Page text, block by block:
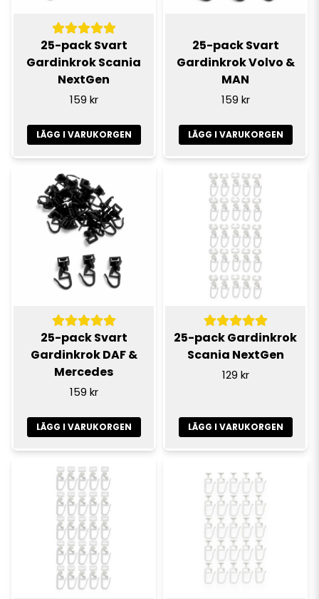
25-pack Svart
Gardinkrok Scania
NextGen
159 kr
LÄGG I VARUKORGEN
25-pack Svart
Gardinkrok Volvo &
MAN
159 kr
LÄGG I VARUKORGEN
25-pack Svart
Gardinkrok DAF &
Mercedes
159 kr
LÄGG I VARUKORGEN
25-pack Gardinkrok
Scania NextGen
129 kr
LÄGG I VARUKORGEN